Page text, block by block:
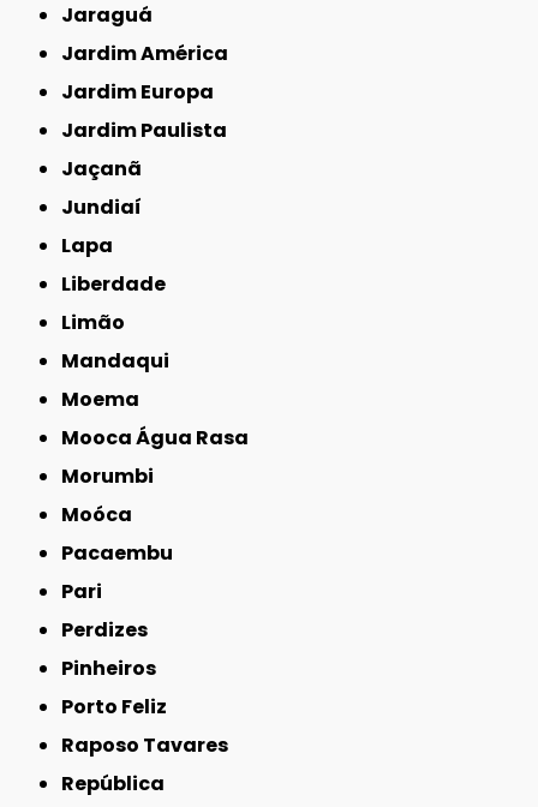
Jaraguá
Jardim América
Jardim Europa
Jardim Paulista
Jaçanã
Jundiaí
Lapa
Liberdade
Limão
Mandaqui
Moema
Mooca Água Rasa
Morumbi
Moóca
Pacaembu
Pari
Perdizes
Pinheiros
Porto Feliz
Raposo Tavares
República